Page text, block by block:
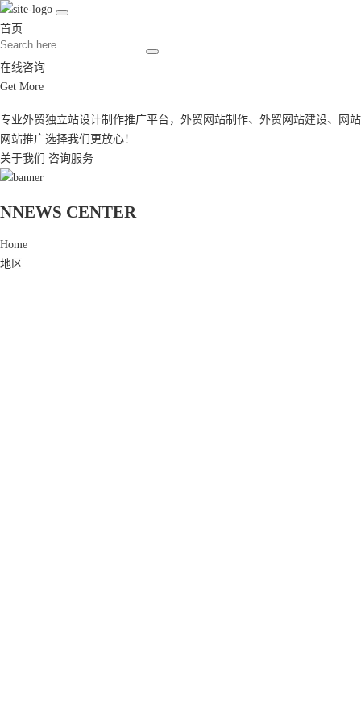
首页
在线咨询
Get More
专业外贸独立站设计制作推广平台， 外贸网站制作、 外贸网站建设、
网站
网站推广选择我们更放心！
关于我们
咨询服务
NNEWS CENTER
Home
地区